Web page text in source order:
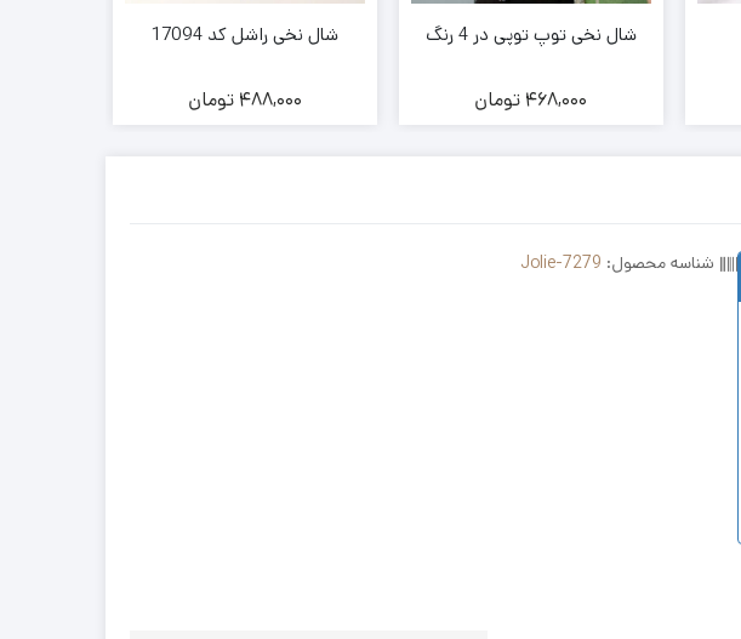
شال نخی توپ توپی در 4 رنگ
468,000 تومان
شال نخی راشل کد 17094
488,000 تومان
شناسه محصول: Jolie-7279